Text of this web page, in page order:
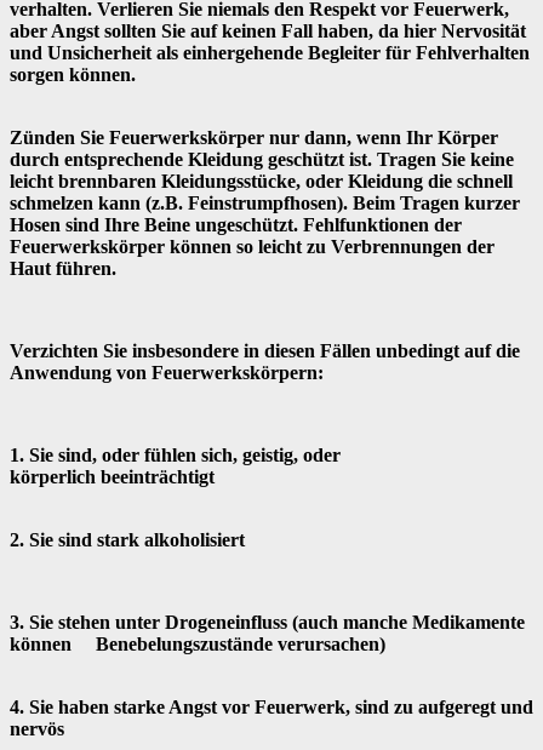
verhalten. Verlieren Sie niemals den Respekt vor Feuerwerk,
aber Angst sollten Sie auf keinen Fall haben, da hier Nervosität
und Unsicherheit als einhergehende Begleiter für Fehlverhalten
sorgen können.
Zünden Sie Feuerwerkskörper nur dann, wenn Ihr Körper
durch entsprechende Kleidung geschützt ist. Tragen Sie keine
leicht brennbaren Kleidungsstücke, oder Kleidung die schnell
schmelzen kann (z.B. Feinstrumpfhosen). Beim Tragen kurzer
Hosen sind Ihre Beine ungeschützt. Fehlfunktionen der
Feuerwerkskörper können so leicht zu Verbrennungen der
Haut führen.
Verzichten Sie insbesondere in diesen Fällen unbedingt auf die
Anwendung von Feuerwerkskörpern:
1. Sie sind, oder fühlen sich, geistig, oder
körperlich beeinträchtigt
2. Sie sind stark alkoholisiert
3. Sie stehen unter Drogeneinfluss (auch manche Medikamente
können Benebelungszustände verursachen)
4. Sie haben starke Angst vor Feuerwerk, sind zu aufgeregt und
nervös